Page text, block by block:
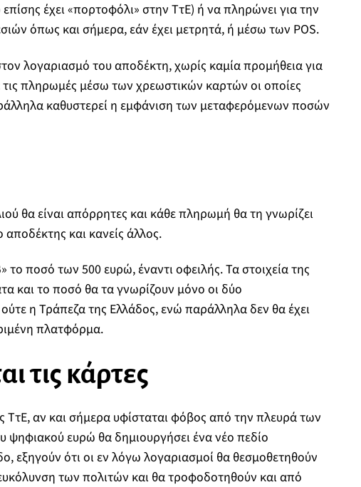
έχει «πορτοφόλι» στην ΤτΕ) ή να πληρώνει για την
όπως και σήμερα, εάν έχει μετρητά, ή μέσω των POS.
λογαριασμό του αποδέκτη, χωρίς καμία προμήθεια για
πληρωμές μέσω των χρεωστικών καρτών οι οποίες
καθυστερεί η εμφάνιση των μεταφερόμενων ποσών
θα είναι απόρρητες και κάθε πληρωμή θα τη γνωρίζει
και κανείς άλλος.
το ποσό των 500 ευρώ, έναντι οφειλής. Τα στοιχεία της
και το ποσό θα τα γνωρίζουν μόνο οι δύο
η Τράπεζα της Ελλάδος, ενώ παράλληλα δεν θα έχει
πλατφόρμα.
τις κάρτες
αν και σήμερα υφίσταται φόβος από την πλευρά των
ψηφιακού ευρώ θα δημιουργήσει ένα νέο πεδίο
εξηγούν ότι οι εν λόγω λογαριασμοί θα θεσμοθετηθούν
των πολιτών και θα τροφοδοτηθούν και από